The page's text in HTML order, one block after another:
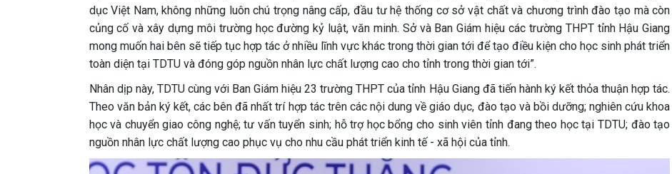
dục Việt Nam, không những luôn chú trọng nâng cấp, đầu tư hệ thống cơ sở vật chất và chương trình đào tạo mà còn
củng cố và xây dựng môi trường học đường kỷ luật, văn minh. Sở và Ban Giám hiệu các trường THPT tỉnh Hậu Giang
mong muốn hai bên sẽ tiếp tục hợp tác ở nhiều lĩnh vực khác trong thời gian tới để tạo điều kiện cho học sinh phát triển
toàn diện tại TDTU và đóng góp nguồn nhân lực chất lượng cao cho tỉnh trong thời gian tới”.
Nhân dịp này, TDTU cùng với Ban Giám hiệu 23 trường THPT của tỉnh Hậu Giang đã tiến hành ký kết thỏa thuận hợp tác.
Theo văn bản ký kết, các bên đã nhất trí hợp tác trên các nội dung về giáo dục, đào tạo và bồi dưỡng; nghiên cứu khoa
học và chuyển giao công nghệ; tư vấn tuyển sinh; hỗ trợ học bổng cho sinh viên tỉnh đang theo học tại TDTU; đào tạo
nguồn nhân lực chất lượng cao phục vụ cho nhu cầu phát triển kinh tế - xã hội của tỉnh.